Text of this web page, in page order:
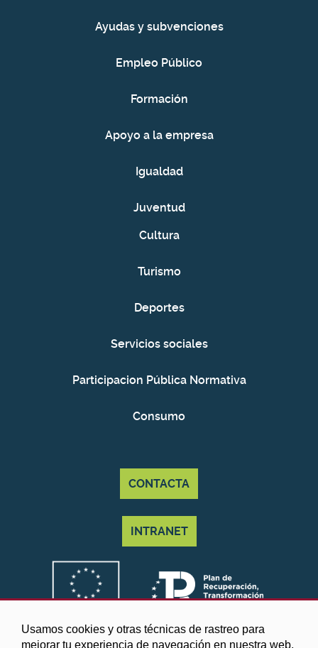
Usamos cookies y otras técnicas de rastreo para
mejorar tu experiencia de navegación en nuestra web,
Ayudas y subvenciones
Empleo Público
Formación
Apoyo a la empresa
Igualdad
Juventud
Cultura
Turismo
Deportes
Servicios sociales
Participacion Pública Normativa
Consumo
CONTACTA
INTRANET